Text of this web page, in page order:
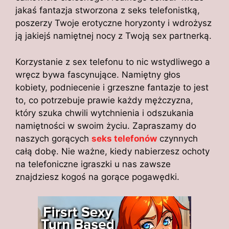
jakaś fantazja stworzona z seks telefonistką,
poszerzy Twoje erotyczne horyzonty i wdrożysz
ją jakiejś namiętnej nocy z Twoją sex partnerką.
Korzystanie z sex telefonu to nic wstydliwego a
wręcz bywa fascynujące. Namiętny głos
kobiety, podniecenie i grzeszne fantazje to jest
to, co potrzebuje prawie każdy mężczyzna,
który szuka chwili wytchnienia i odszukania
namiętności w swoim życiu. Zapraszamy do
naszych gorących seks telefonów czynnych
całą dobę. Nie ważne, kiedy nabierzesz ochoty
na telefoniczne igraszki u nas zawsze
znajdziesz kogoś na gorące pogawędki.